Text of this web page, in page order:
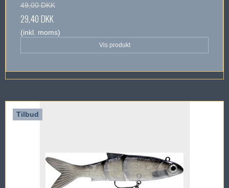
49,00 DKK
29,40 DKK
(inkl. moms)
Vis produkt
Tilbud